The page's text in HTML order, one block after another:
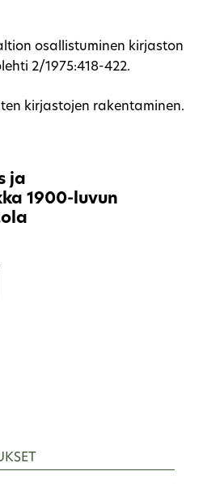
osallistuminen kirjaston
2/1975:418-422.
kirjastojen rakentaminen.
ja
1900-luvun
Twitter